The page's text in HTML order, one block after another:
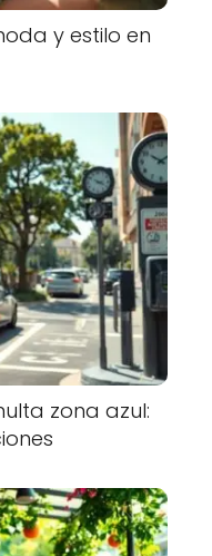
y estilo en
zona azul: